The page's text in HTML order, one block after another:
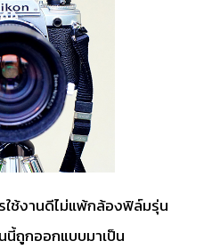
ช้งานดีไม่แพ้กล้องฟิล์มรุ่น
ถูกออกแบบมาเป็น